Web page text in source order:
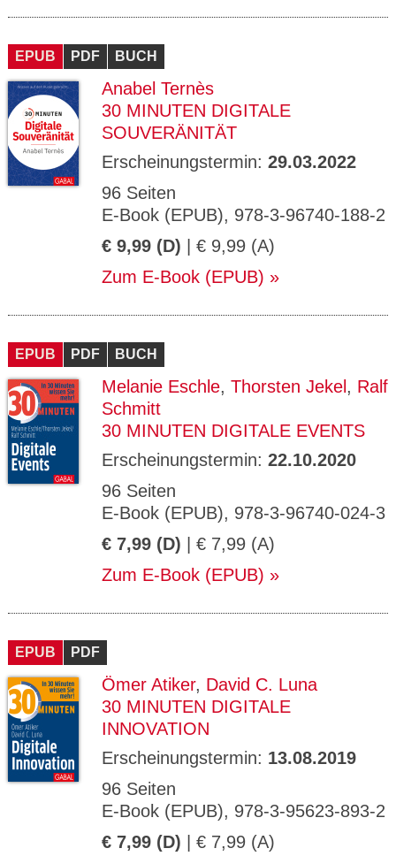
EPUB PDF BUCH
Anabel Ternès
30 MINUTEN DIGITALE
SOUVERÄNITÄT
Erscheinungstermin: 29.03.2022
96 Seiten
E-Book (EPUB), 978-3-96740-188-2
€ 9,99 (D) | € 9,99 (A)
Zum E-Book (EPUB)
EPUB PDF BUCH
Melanie Eschle, Thorsten Jekel , Ralf
Schmitt
30 MINUTEN DIGITALE EVENTS
Erscheinungstermin: 22.10.2020
96 Seiten
E-Book (EPUB), 978-3-96740-024-3
€ 7,99 (D) | € 7,99 (A)
Zum E-Book (EPUB)
EPUB PDF
Ömer Atiker, David C. Luna
30 MINUTEN DIGITALE
INNOVATION
Erscheinungstermin: 13.08.2019
96 Seiten
E-Book (EPUB), 978-3-95623-893-2
€ 7,99 (D) | € 7,99 (A)